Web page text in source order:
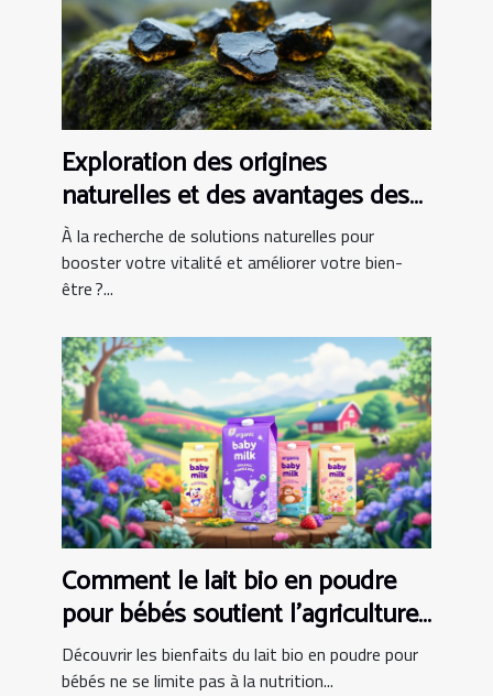
Exploration des origines
naturelles et des avantages des
capsules de Shilajit
À la recherche de solutions naturelles pour
booster votre vitalité et améliorer votre bien-
être ?...
Comment le lait bio en poudre
pour bébés soutient l'agriculture
locale ?
Découvrir les bienfaits du lait bio en poudre pour
bébés ne se limite pas à la nutrition...